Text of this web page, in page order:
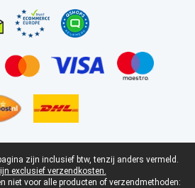
zijn inclusief btw, tenzij anders vermeld.
exclusief verzendkosten.
niet voor alle producten of verzendmethoden: